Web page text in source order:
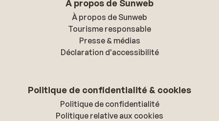
À propos de Sunweb
À propos de Sunweb
Tourisme responsable
Presse & médias
Déclaration d'accessibilité
Politique de confidentialité & cookies
Politique de confidentialité
Politique relative aux cookies